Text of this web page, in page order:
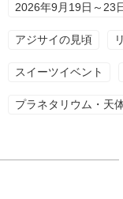
2026年9月19日～23
アジサイの見頃
スイーツイベント
プラネタリウム・天